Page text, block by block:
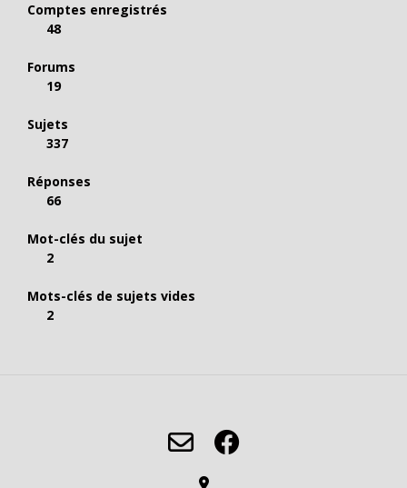
Comptes enregistrés
48
Forums
19
Sujets
337
Réponses
66
Mot-clés du sujet
2
Mots-clés de sujets vides
2